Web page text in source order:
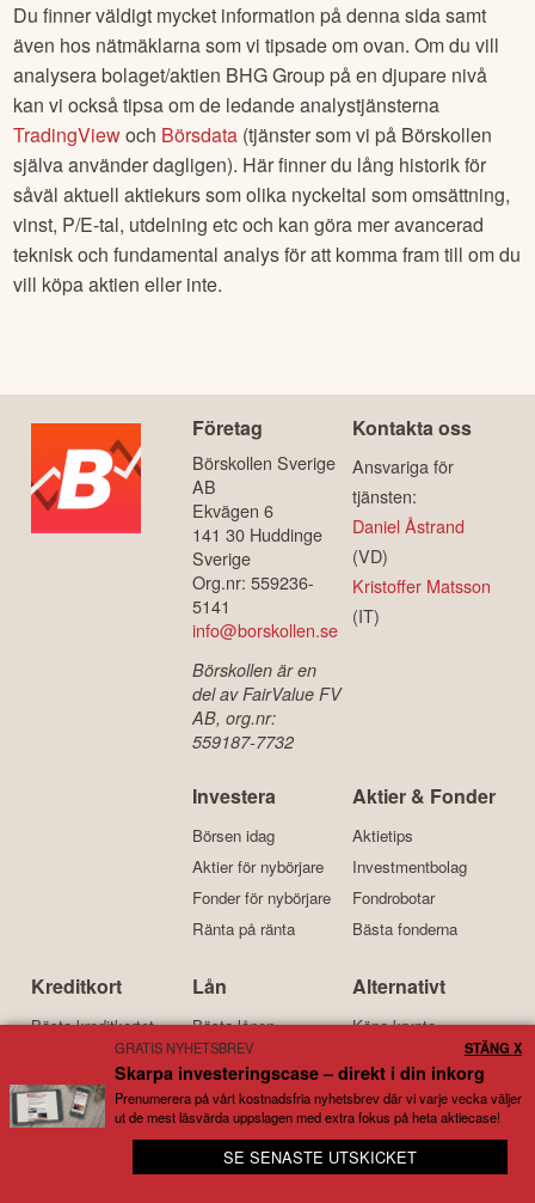
Du finner väldigt mycket information på denna sida samt
även hos nätmäklarna som vi tipsade om ovan. Om du vill
analysera bolaget/aktien BHG Group på en djupare nivå
kan vi också tipsa om de ledande analystjänsterna
TradingViewoch Börsdata (tjänster som vi på Börskollen
själva använder dagligen). Här finner du lång historik för
såväl aktuell aktiekurs som olika nyckeltal som omsättning,
vinst, P/E-tal, utdelning etc och kan göra mer avancerad
teknisk och fundamental analys för att komma fram till om du
vill köpa aktien eller inte.
Företag
Börskollen Sverige
AB
Ekvägen 6
141 30 Huddinge
Sverige
Org.nr: 559236-
5141
info@borskollen.se
Börskollen är en
del av FairValue FV
AB, org.nr:
559187-7732
Kontakta oss
Ansvariga för
tjänsten:
Daniel Åstrand
(VD)
Kristoffer Matsson
(IT)
Investera
Börsen idag
Aktier för nybörjare
Fonder för nybörjare
Ränta på ränta
Aktier & Fonder
Aktietips
Investmentbolag
Fondrobotar
Bästa fonderna
Kreditkort
Bästa kreditkortet
Kreditkort för resor
Kreditkort med bonus
Bensinkort
Lån
Bästa lånen
Billiga lån
Lån med låg ränta
Samla lån
Alternativt
Köpa krypto
Ethereum
Investera i guld
Kort om oss
📰 Samlar börs- och ekonominyheter från över 100
olika källor
GRATIS NYHETSBREV
Skarpa investeringscase – direkt i din inkorg
Prenumerera på vårt kostnadsfria nyhetsbrev där vi varje vecka väljer
ut de mest läsvärda uppslagen med extra fokus på heta aktiecase!
SE SENASTE UTSKICKET
STÄNG X